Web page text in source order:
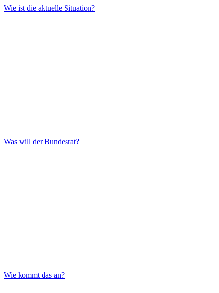
Wie ist die aktuelle Situation?
Was will der Bundesrat?
Wie kommt das an?